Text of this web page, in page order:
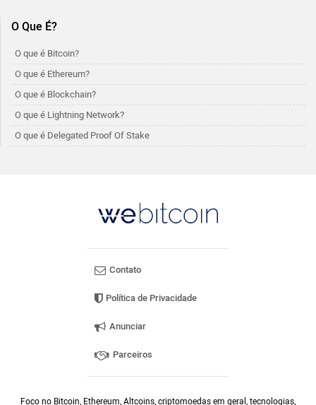
O Que É?
O que é Bitcoin?
O que é Ethereum?
O que é Blockchain?
O que é Lightning Network?
O que é Delegated Proof Of Stake
Contato
Política de Privacidade
Anunciar
Parceiros
Foco no Bitcoin, Ethereum, Altcoins, criptomoedas em geral, tecnologias,